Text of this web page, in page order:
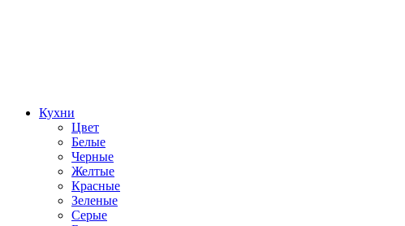
Кухни
Цвет
Белые
Черные
Желтые
Красные
Зеленые
Серые